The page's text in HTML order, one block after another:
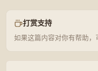
打赏支持
如果这篇内容对你有帮助，